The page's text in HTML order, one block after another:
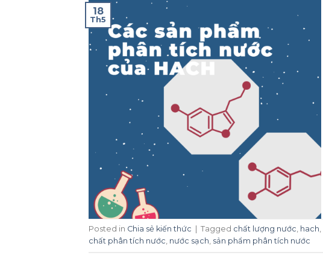
18
Th5
Posted in Chia sẻ kiến thức Tagged chất lượng nước hach
chất phân tích nước nước sạch sản phẩm phân tích nước